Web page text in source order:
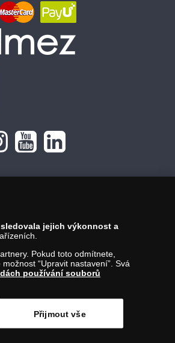
Nahoru
jejich výkonnost a
Pokud toto odmítnete,
“Upravit nastavení”. Svá
používání souborů
Přijmout vše